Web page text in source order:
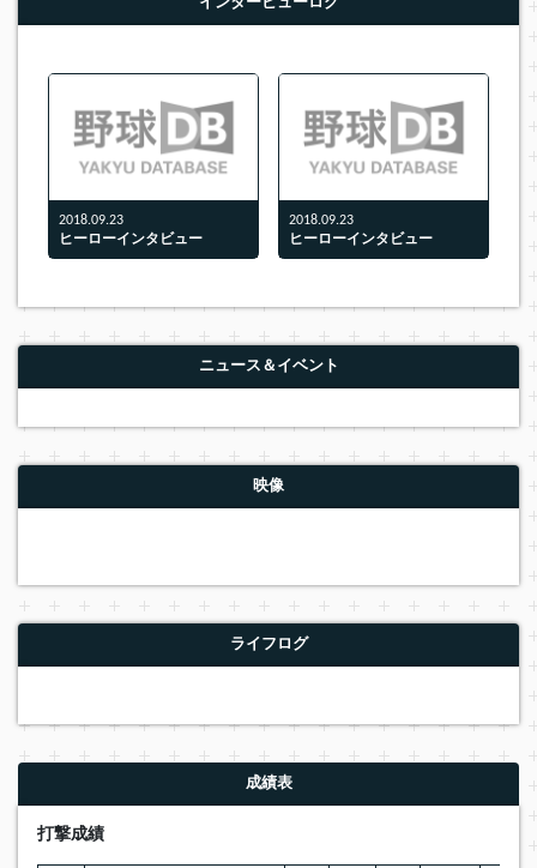
インタービューログ
2018.09.23
ヒーローインタビュー
2018.09.23
ヒーローインタビュー
ニュース＆イベント
映像
ライフログ
成績表
打撃成績